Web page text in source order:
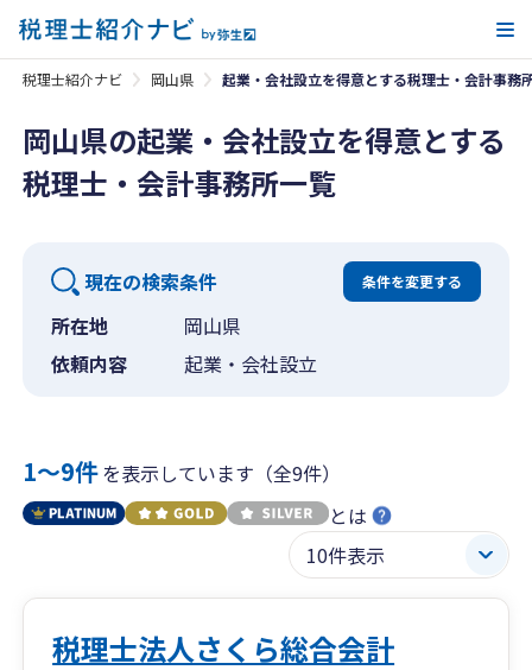
税理士紹介ナビ 岡山県 起業・会社設立を得意とする税理士・会計事務
岡山県の起業・会社設立を得意とする
税理士・会計事務所一覧
現在の検索条件 条件を変更する
所在地
岡山県
依頼内容
起業・会社設立
1〜9件を表示しています（全9件）
とは
税理士法人さくら総合会計